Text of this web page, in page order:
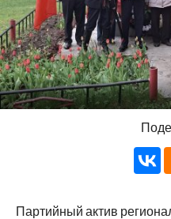
Партийный актив